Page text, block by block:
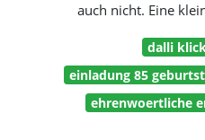
auch nicht. Eine
dalli
einladung 85
ehrenwoertliche